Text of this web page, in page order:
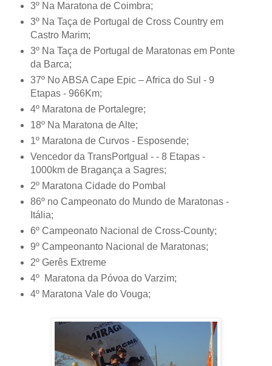
3º Na Maratona de Coimbra;
3º Na Taça de Portugal de Cross Country em
Castro Marim;
3º Na Taça de Portugal de Maratonas em Ponte
da Barca;
37º No ABSA Cape Epic – Africa do Sul - 9
Etapas - 966Km;
4º Maratona de Portalegre;
18º Na Maratona de Alte;
1º Maratona de Curvos - Esposende;
Vencedor da TransPortgual - - 8 Etapas -
1000km de Bragança a Sagres;
2º Maratona Cidade do Pombal
86º no Campeonato do Mundo de Maratonas -
Itália;
6º Campeonato Nacional de Cross-County;
9º Campeonanto Nacional de Maratonas;
2º Gerês Extreme
4º Maratona da Póvoa do Varzim;
4º Maratona Vale do Vouga;